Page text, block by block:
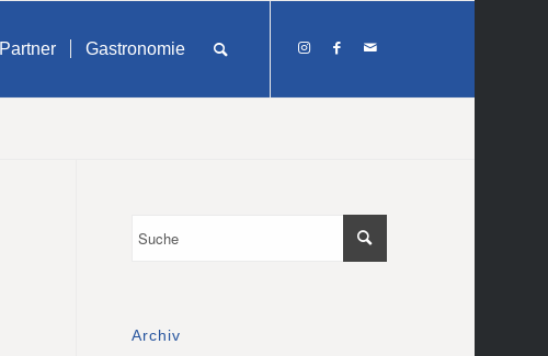
Partner Gastronomie
Archiv